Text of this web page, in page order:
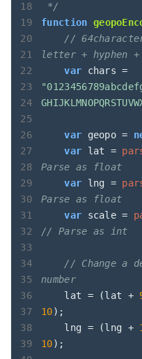
*/
function
//
letter + hyphen +
var
var geopo =
var lat =
Parse as float
var lng =
Parse as float
var scale =
// Parse as int
// Change a
number
    lat = (lat +
10);
    lng = (lng +
10);